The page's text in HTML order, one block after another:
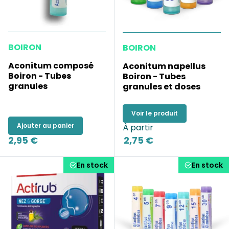
BOIRON
Aconitum composé
Boiron - Tubes
granules
Ajouter au panier
2,95 €
BOIRON
Aconitum napellus
Boiron - Tubes
granules et doses
Voir le produit
À partir
2,75 €
En stock En stock